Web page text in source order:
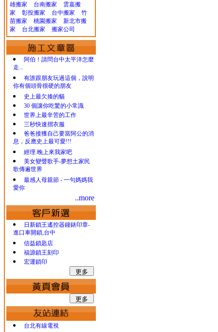
雄搬家
台南搬家
雲嘉搬
家
彰投搬家 台中搬家
竹
苗搬家
桃園搬家
新北市搬
家
台北搬家 搬家公司
阿伯！請問台中太平洋怎麼
走...
有誰跟朋友玩過這個，說明
你有個頭骨很硬的朋友
史上最欠揍的貓
30 個讓你吃驚的小常識
世界上最辛苦的工作
三秒快速摺衣服
爸爸接獲自己要當阿公的消
息，反應史上最可愛!!!
經理.晚上來我家吧
美女變聲歌手-夢想土家民
歌傳遍世界
最感人母親節 - 一句媽媽我
愛你
..more
日新鎖王遙控器鐘錶印章-
進口車開鎖,台中
信益鎖匙店
福源鎖王刻印
宏運鎖印
台北有線電視